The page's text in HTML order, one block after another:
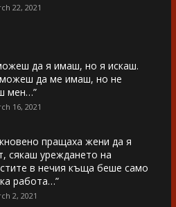
22, 2021
да я имаш, но я искаш.
да ме имаш, но не
мен…”
16, 2021
пращаха жени да я
сякаш уреждането на
в нечия къща беше само
работа…”
2, 2021